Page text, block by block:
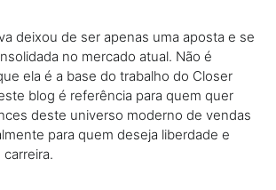
deixou de ser apenas uma aposta e se
no mercado atual. Não é
ela é a base do trabalho do Closer
blog é referência para quem quer
deste universo moderno de vendas
para quem deseja liberdade e